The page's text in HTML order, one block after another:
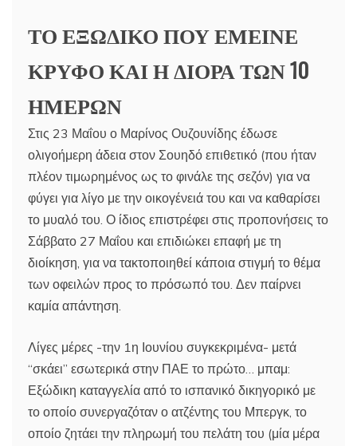
ΤΟ ΕΞΩΔΙΚΟ ΠΟΥ ΕΜΕΙΝΕ
ΚΡΥΦΟ ΚΑΙ Η ΔΙΟΡΑ ΤΩΝ 10
ΗΜΕΡΩΝ
Στις 23 Μαΐου ο Μαρίνος Ουζουνίδης έδωσε
ολιγοήμερη άδεια στον Σουηδό επιθετικό (που ήταν
πλέον τιμωρημένος ως το φινάλε της σεζόν) για να
φύγει για λίγο με την οικογένειά του και να καθαρίσει
το μυαλό του. Ο ίδιος επιστρέφει στις προπονήσεις το
Σάββατο 27 Μαΐου και επιδιώκει επαφή με τη
διοίκηση, για να τακτοποιηθεί κάποια στιγμή το θέμα
των οφειλών προς το πρόσωπό του. Δεν παίρνει
καμία απάντηση.
Λίγες μέρες -την 1η Ιουνίου συγκεκριμένα- μετά
“σκάει” εσωτερικά στην ΠΑΕ το πρώτο… μπαμ:
Εξώδικη καταγγελία από το ισπανικό δικηγορικό με
το οποίο συνεργαζόταν ο ατζέντης του Μπεργκ, το
οποίο ζητάει την πληρωμή του πελάτη του (μία μέρα